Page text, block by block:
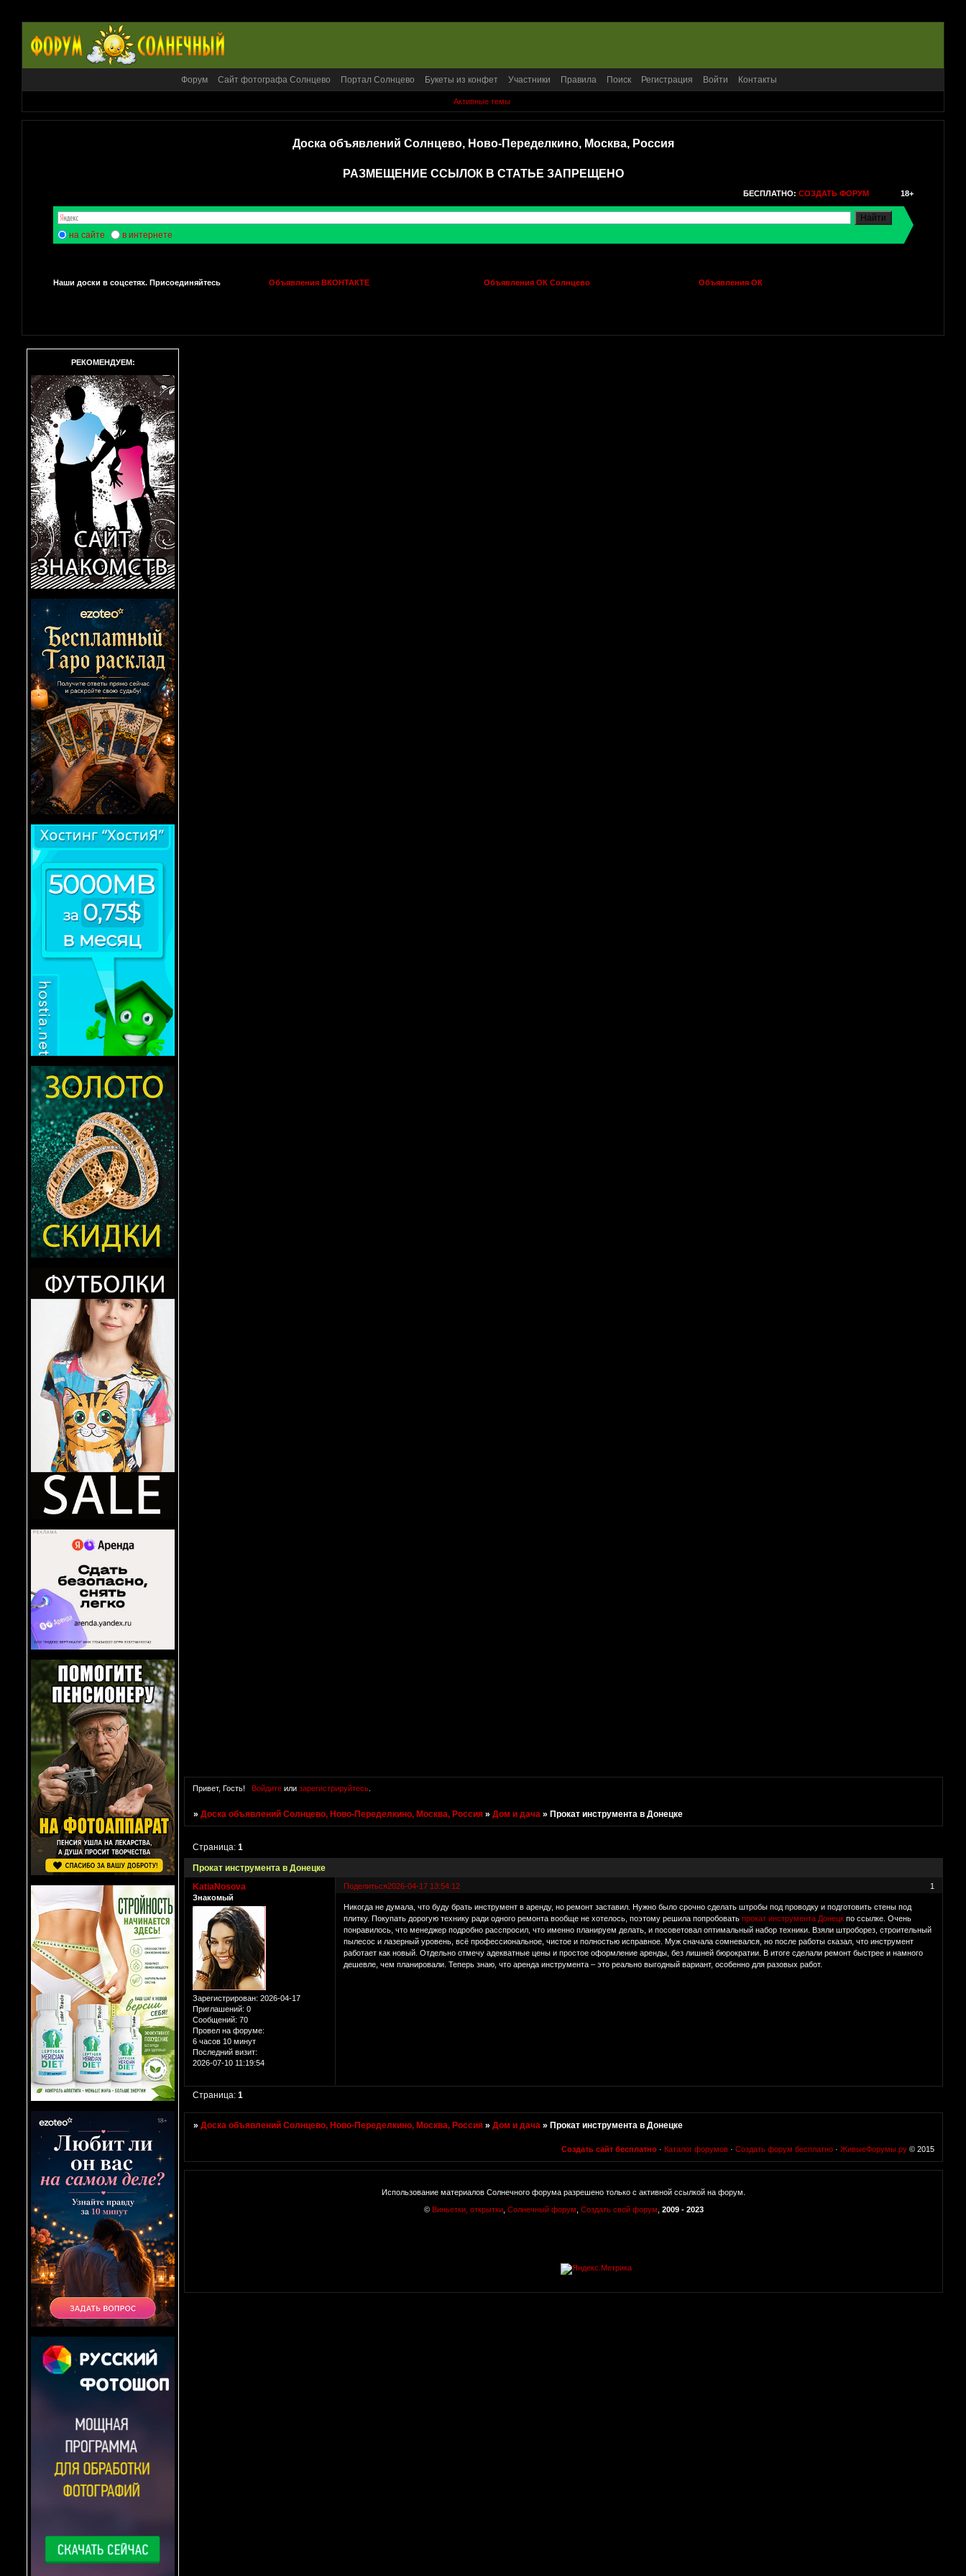
Форум Сайт фотографа Солнцево Портал Солнцево Букеты из конфет Участники Правила Поиск Регистрация Войти Контакты
Активные темы
Доска объявлений Солнцево, Ново-Переделкино, Москва, Россия
РАЗМЕЩЕНИЕ ССЫЛОК В СТАТЬЕ ЗАПРЕЩЕНО
БЕСПЛАТНО: СОЗДАТЬ ФОРУМ 18+
на сайте в интернете
Наши доски в соцсетях. Присоединяйтесь Объявления ВКОНТАКТЕ Объявления ОК Солнцево Объявления ОК
РЕКОМЕНДУЕМ:
Привет, Гость! Войдитеили зарегистрируйтесь.
»Доска объявлений Солнцево, Ново-Переделкино, Москва, Россия »Дом и дача »Прокат инструмента в Донецке
Прокат инструмента в Донецке
Страница:1
Поделиться 1
2026-04-17 13:54:12
KatiaNosova
Знакомый
Зарегистрирован: 2026-04-17
Приглашений: 0
Сообщений: 70
Провел на форуме:
6 часов 10 минут
Последний визит:
2026-07-10 11:19:54
Никогда не думала, что буду брать инструмент в аренду, но ремонт заставил. Нужно было срочно сделать штробы под проводку и подготовить стены под
плитку. Покупать дорогую технику ради одного ремонта вообще не хотелось, поэтому решила попробоватьпрокат инструмента Донецк по ссылке. Очень
понравилось, что менеджер подробно расспросил, что именно планируем делать, и посоветовал оптимальный набор техники. Взяли штроборез, строительный
пылесос и лазерный уровень, всё профессиональное, чистое и полностью исправное. Муж сначала сомневался, но после работы сказал, что инструмент
работает как новый. Отдельно отмечу адекватные цены и простое оформление аренды, без лишней бюрократии. В итоге сделали ремонт быстрее и намного
дешевле, чем планировали. Теперь знаю, что аренда инструмента – это реально выгодный вариант, особенно для разовых работ.
Страница:1
»Доска объявлений Солнцево, Ново-Переделкино, Москва, Россия »Дом и дача »Прокат инструмента в Донецке
Создать сайт бесплатно · Каталог форумов · Создать форум бесплатно · ЖивыеФорумы.ру © 2015
Использование материалов Солнечного форума разрешено только с активной ссылкой на форум.
© Виньетки, открытки, Солнечный форум Создать свой форум 2009 - 2023